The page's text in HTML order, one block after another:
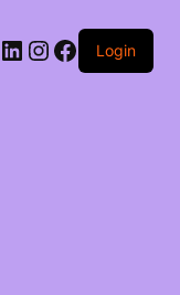
LinkedIn
Instagram
Facebook
Login